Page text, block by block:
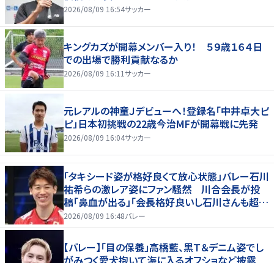
2026/08/09 16:54サッカー
キングカズが開幕メンバー入り！ ５９歳１６４日
での出場で勝利貢献なるか
2026/08/09 16:11サッカー
元レアルの神童Ｊデビューへ！登録名「中井卓大ピ
ピ」日本初挑戦の22歳今治MFが開幕戦に先発
2026/08/09 16:04サッカー
「タキシード姿が格好良くて放心状態」バレー石川
祐希らの激レア姿にファン騒然 川合会長が投
稿「鼻血が出る」「会長格好良いし石川さんも超格
好いい」
2026/08/09 16:48バレー
【バレー】「目の保養」高橋藍、黒Ｔ＆デニム姿でし
がみつく愛犬抱いて海に入るオフショなど披露